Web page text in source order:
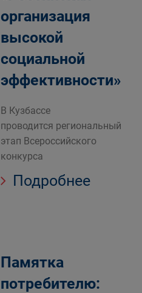
организация
высокой
социальной
эффективности»
В Кузбассе
проводится региональный
этап Всероссийского
конкурса
Подробнее
Памятка
потребителю: